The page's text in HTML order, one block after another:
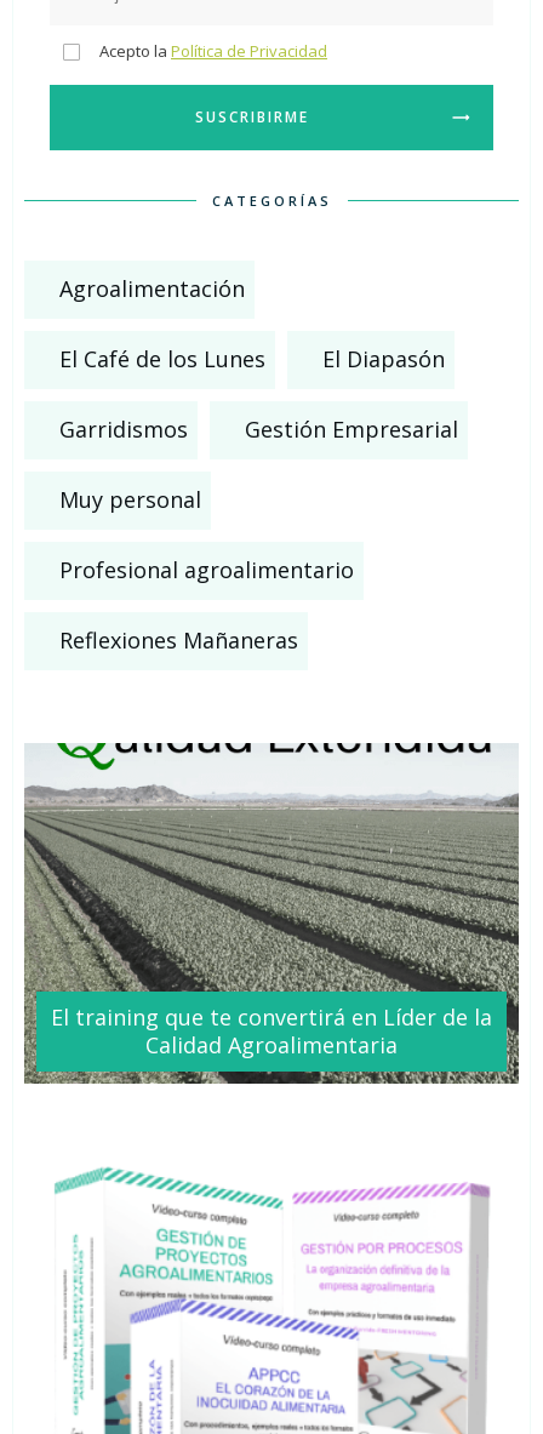
Acepto la Política de Privacidad
SUSCRIBIRME
CATEGORÍAS
Agroalimentación
El Café de los Lunes El Diapasón
Garridismos Gestión Empresarial
Muy personal
Profesional agroalimentario
Reflexiones Mañaneras
El training que te convertirá en Líder de la
Calidad Agroalimentaria